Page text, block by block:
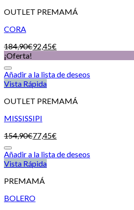
OUTLET PREMAMÁ
CORA
184,90€92,45€
¡Oferta!
Añadir a la lista de deseos
Vista Rápida
OUTLET PREMAMÁ
MISSISSIPI
154,90€77,45€
Añadir a la lista de deseos
Vista Rápida
PREMAMÁ
BOLERO